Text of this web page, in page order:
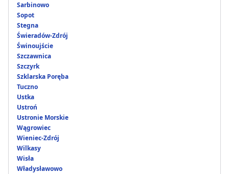
Sarbinowo
Sopot
Stegna
Świeradów-Zdrój
Świnoujście
Szczawnica
Szczyrk
Szklarska Poręba
Tuczno
Ustka
Ustroń
Ustronie Morskie
Wągrowiec
Wieniec-Zdrój
Wilkasy
Wisła
Władysławowo